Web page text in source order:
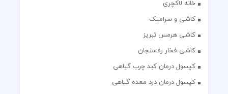
خانه لاکچری
کاشی و سرامیک
کاشی هرمس تبریز
کاشی فخار رفسنجان
کپسول درمان کبد چرب گیاهی
کپسول درمان درد معده گیاهی